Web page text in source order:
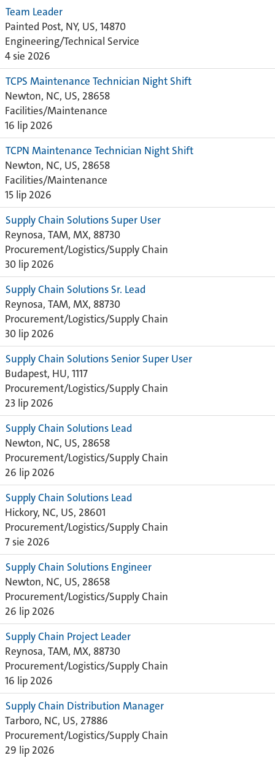
Team Leader
Painted Post, NY, US, 14870
Engineering/Technical Service
4 sie 2026
TCPS Maintenance Technician Night Shift
Newton, NC, US, 28658
Facilities/Maintenance
16 lip 2026
TCPN Maintenance Technician Night Shift
Newton, NC, US, 28658
Facilities/Maintenance
15 lip 2026
Supply Chain Solutions Super User
Reynosa, TAM, MX, 88730
Procurement/Logistics/Supply Chain
30 lip 2026
Supply Chain Solutions Sr. Lead
Reynosa, TAM, MX, 88730
Procurement/Logistics/Supply Chain
30 lip 2026
Supply Chain Solutions Senior Super User
Budapest, HU, 1117
Procurement/Logistics/Supply Chain
23 lip 2026
Supply Chain Solutions Lead
Newton, NC, US, 28658
Procurement/Logistics/Supply Chain
26 lip 2026
Supply Chain Solutions Lead
Hickory, NC, US, 28601
Procurement/Logistics/Supply Chain
7 sie 2026
Supply Chain Solutions Engineer
Newton, NC, US, 28658
Procurement/Logistics/Supply Chain
26 lip 2026
Supply Chain Project Leader
Reynosa, TAM, MX, 88730
Procurement/Logistics/Supply Chain
16 lip 2026
Supply Chain Distribution Manager
Tarboro, NC, US, 27886
Procurement/Logistics/Supply Chain
29 lip 2026